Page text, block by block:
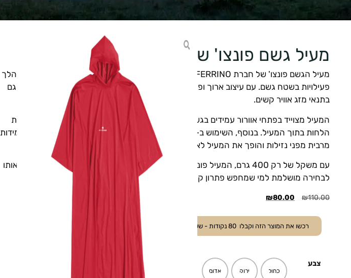
מעיל גשם פונצו' של FERRINO
מעיל הגשם פונצו' של חברת FERRINO הוא פתרון מעולה לכל מי שמחפש עמידות ונוחות במהלך
פעילויות בשטח גשם. עם עיצוב ארוך ופתחי ידיים, הוא מספק הגנה מקיפה על גוף המשתמש גם
בתנאי מזג אוויר קשים.
המעיל מצוייד בפתחי אוורור עמידים בגשם, המאפשרים זרימת אוויר נוחה ומונעים את הצטברות
הלחות בתוך המעיל. בנוסף, השימוש ב-Nylon העמיד במים ברמה של 2,000mm מבטיח עמידות
מרבית מפני נזילות והופך את המעיל לאידיאלי לשימוש בתנאי גשם קשים.
עם משקל של רק 400 גרם, המעיל פונצו' מאפשר נשיאה נוחה וקלה בכל מקום, מה שהופך אותו
לבחירה מושלמת למי שמחפש פתרון קל ויעיל להגנה מפני הגשם במהלך פעילויות בשטח.
₪110.00
₪80.00
רכשו את המוצר הזה וקבלו 80 נקודות - ששוות
צבע
כחול ירוק אדום